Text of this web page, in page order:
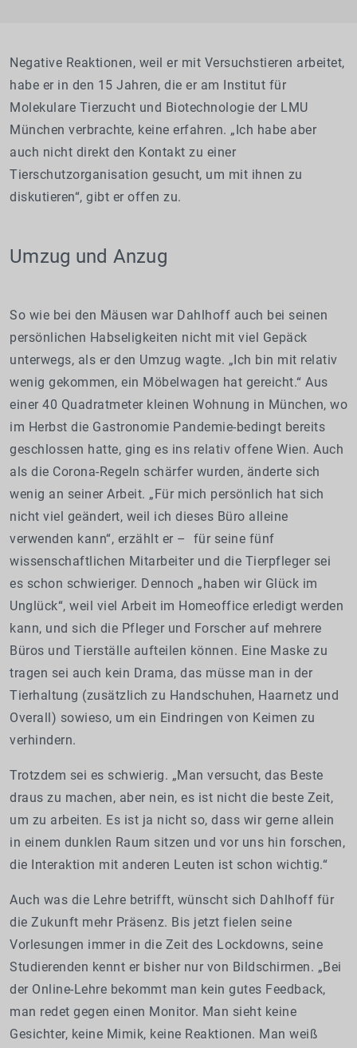
Negative Reaktionen, weil er mit Versuchstieren arbeitet,
habe er in den 15 Jahren, die er am Institut für
Molekulare Tierzucht und Biotechnologie der LMU
München verbrachte, keine erfahren. „Ich habe aber
auch nicht direkt den Kontakt zu einer
Tierschutzorganisation gesucht, um mit ihnen zu
diskutieren“, gibt er offen zu.
Umzug und Anzug
So wie bei den Mäusen war Dahlhoff auch bei seinen
persönlichen Habseligkeiten nicht mit viel Gepäck
unterwegs, als er den Umzug wagte. „Ich bin mit relativ
wenig gekommen, ein Möbelwagen hat gereicht.“ Aus
einer 40 Quadratmeter kleinen Wohnung in München, wo
im Herbst die Gastronomie Pandemie-bedingt bereits
geschlossen hatte, ging es ins relativ offene Wien. Auch
als die Corona-Regeln schärfer wurden, änderte sich
wenig an seiner Arbeit. „Für mich persönlich hat sich
nicht viel geändert, weil ich dieses Büro alleine
verwenden kann“, erzählt er – für seine fünf
wissenschaftlichen Mitarbeiter und die Tierpfleger sei
es schon schwieriger. Dennoch „haben wir Glück im
Unglück“, weil viel Arbeit im Homeoffice erledigt werden
kann, und sich die Pfleger und Forscher auf mehrere
Büros und Tierställe aufteilen können. Eine Maske zu
tragen sei auch kein Drama, das müsse man in der
Tierhaltung (zusätzlich zu Handschuhen, Haarnetz und
Overall) sowieso, um ein Eindringen von Keimen zu
verhindern.
Trotzdem sei es schwierig. „Man versucht, das Beste
draus zu machen, aber nein, es ist nicht die beste Zeit,
um zu arbeiten. Es ist ja nicht so, dass wir gerne allein
in einem dunklen Raum sitzen und vor uns hin forschen,
die Interaktion mit anderen Leuten ist schon wichtig.“
Auch was die Lehre betrifft, wünscht sich Dahlhoff für
die Zukunft mehr Präsenz. Bis jetzt fielen seine
Vorlesungen immer in die Zeit des Lockdowns, seine
Studierenden kennt er bisher nur von Bildschirmen. „Bei
der Online-Lehre bekommt man kein gutes Feedback,
man redet gegen einen Monitor. Man sieht keine
Gesichter, keine Mimik, keine Reaktionen. Man weiß